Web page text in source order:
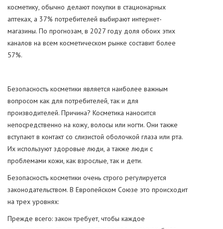
косметику, обычно делают покупки в стационарных
аптеках, а 37% потребителей выбирают интернет-
магазины. По прогнозам, в 2027 году доля обоих этих
каналов на всем косметическом рынке составит более
57%.
Безопасность косметики является наиболее важным
вопросом как для потребителей, так и для
производителей. Причина? Косметика наносится
непосредственно на кожу, волосы или ногти. Они также
вступают в контакт со слизистой оболочкой глаза или рта.
Их используют здоровые люди, а также люди с
проблемами кожи, как взрослые, так и дети.
Безопасность косметики очень строго регулируется
законодательством. В Европейском Союзе это происходит
на трех уровнях:
Прежде всего: закон требует, чтобы каждое